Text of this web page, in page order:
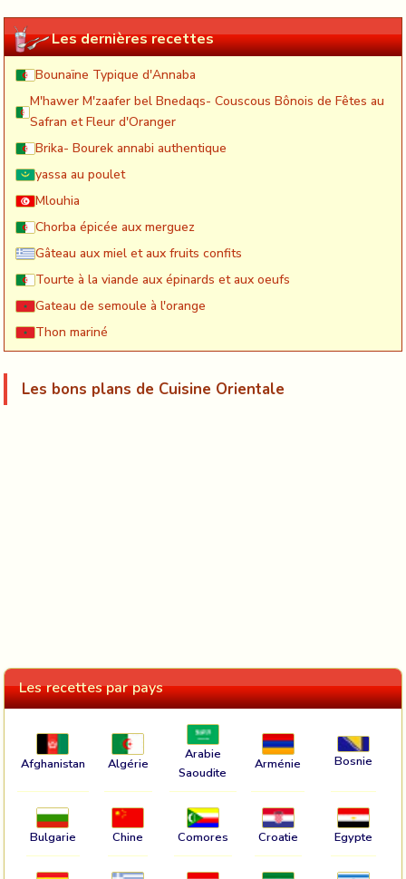
Les dernières recettes
Bounaïne Typique d'Annaba
M'hawer M'zaafer bel Bnedaqs- Couscous Bônois de Fêtes au
Safran et Fleur d'Oranger
Brika- Bourek annabi authentique
yassa au poulet
Mlouhia
Chorba épicée aux merguez
Gâteau aux miel et aux fruits confits
Tourte à la viande aux épinards et aux oeufs
Gateau de semoule à l'orange
Thon mariné
Les bons plans de Cuisine Orientale
Les recettes par pays
Afghanistan Algérie
Arabie
Saoudite
Arménie Bosnie
Bulgarie Chine Comores Croatie Egypte